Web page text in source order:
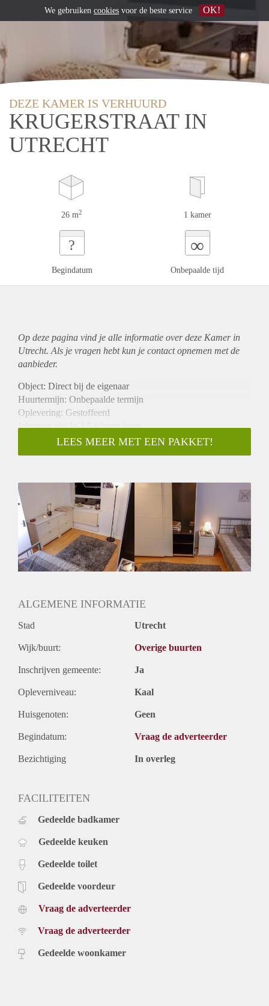
DEZE KAMER IS VERHUURD
KRUGERSTRAAT IN
UTRECHT
26 m2 1 kamer
?
Begindatum
∞
Onbepaalde tijd
Op deze pagina vind je alle informatie over deze Kamer in
Utrecht. Als je vragen hebt kun je contact opnemen met de
aanbieder.
Object: Direct bij de eigenaar
Huurtermijn: Onbepaalde termijn
Oplevering: Gestoffeerd
Inkomen eis: Ja 2,5 x bruto huur
Garantiestelling mogelijk: Ja
Borg: 1 maand
Gedeelde keuken: Nee
Gedeelde Douche: Nee
Gedeelde woonkamer: Nee
Huisgenoten: Nee
Geslacht huisgenoten: N.v.t.
LEES MEER MET EEN PAKKET!
ALGEMENE INFORMATIE
Stad Utrecht
Wijk/buurt: Overige buurten
Inschrijven gemeente: Ja
Opleverniveau: Kaal
Huisgenoten: Geen
Begindatum: Vraag de adverteerder
Bezichtiging In overleg
FACILITEITEN
Gedeelde badkamer
Gedeelde keuken
Gedeelde toilet
Gedeelde voordeur
Vraag de adverteerder
Vraag de adverteerder
Gedeelde woonkamer
We gebruiken cookies voor de beste service OK!